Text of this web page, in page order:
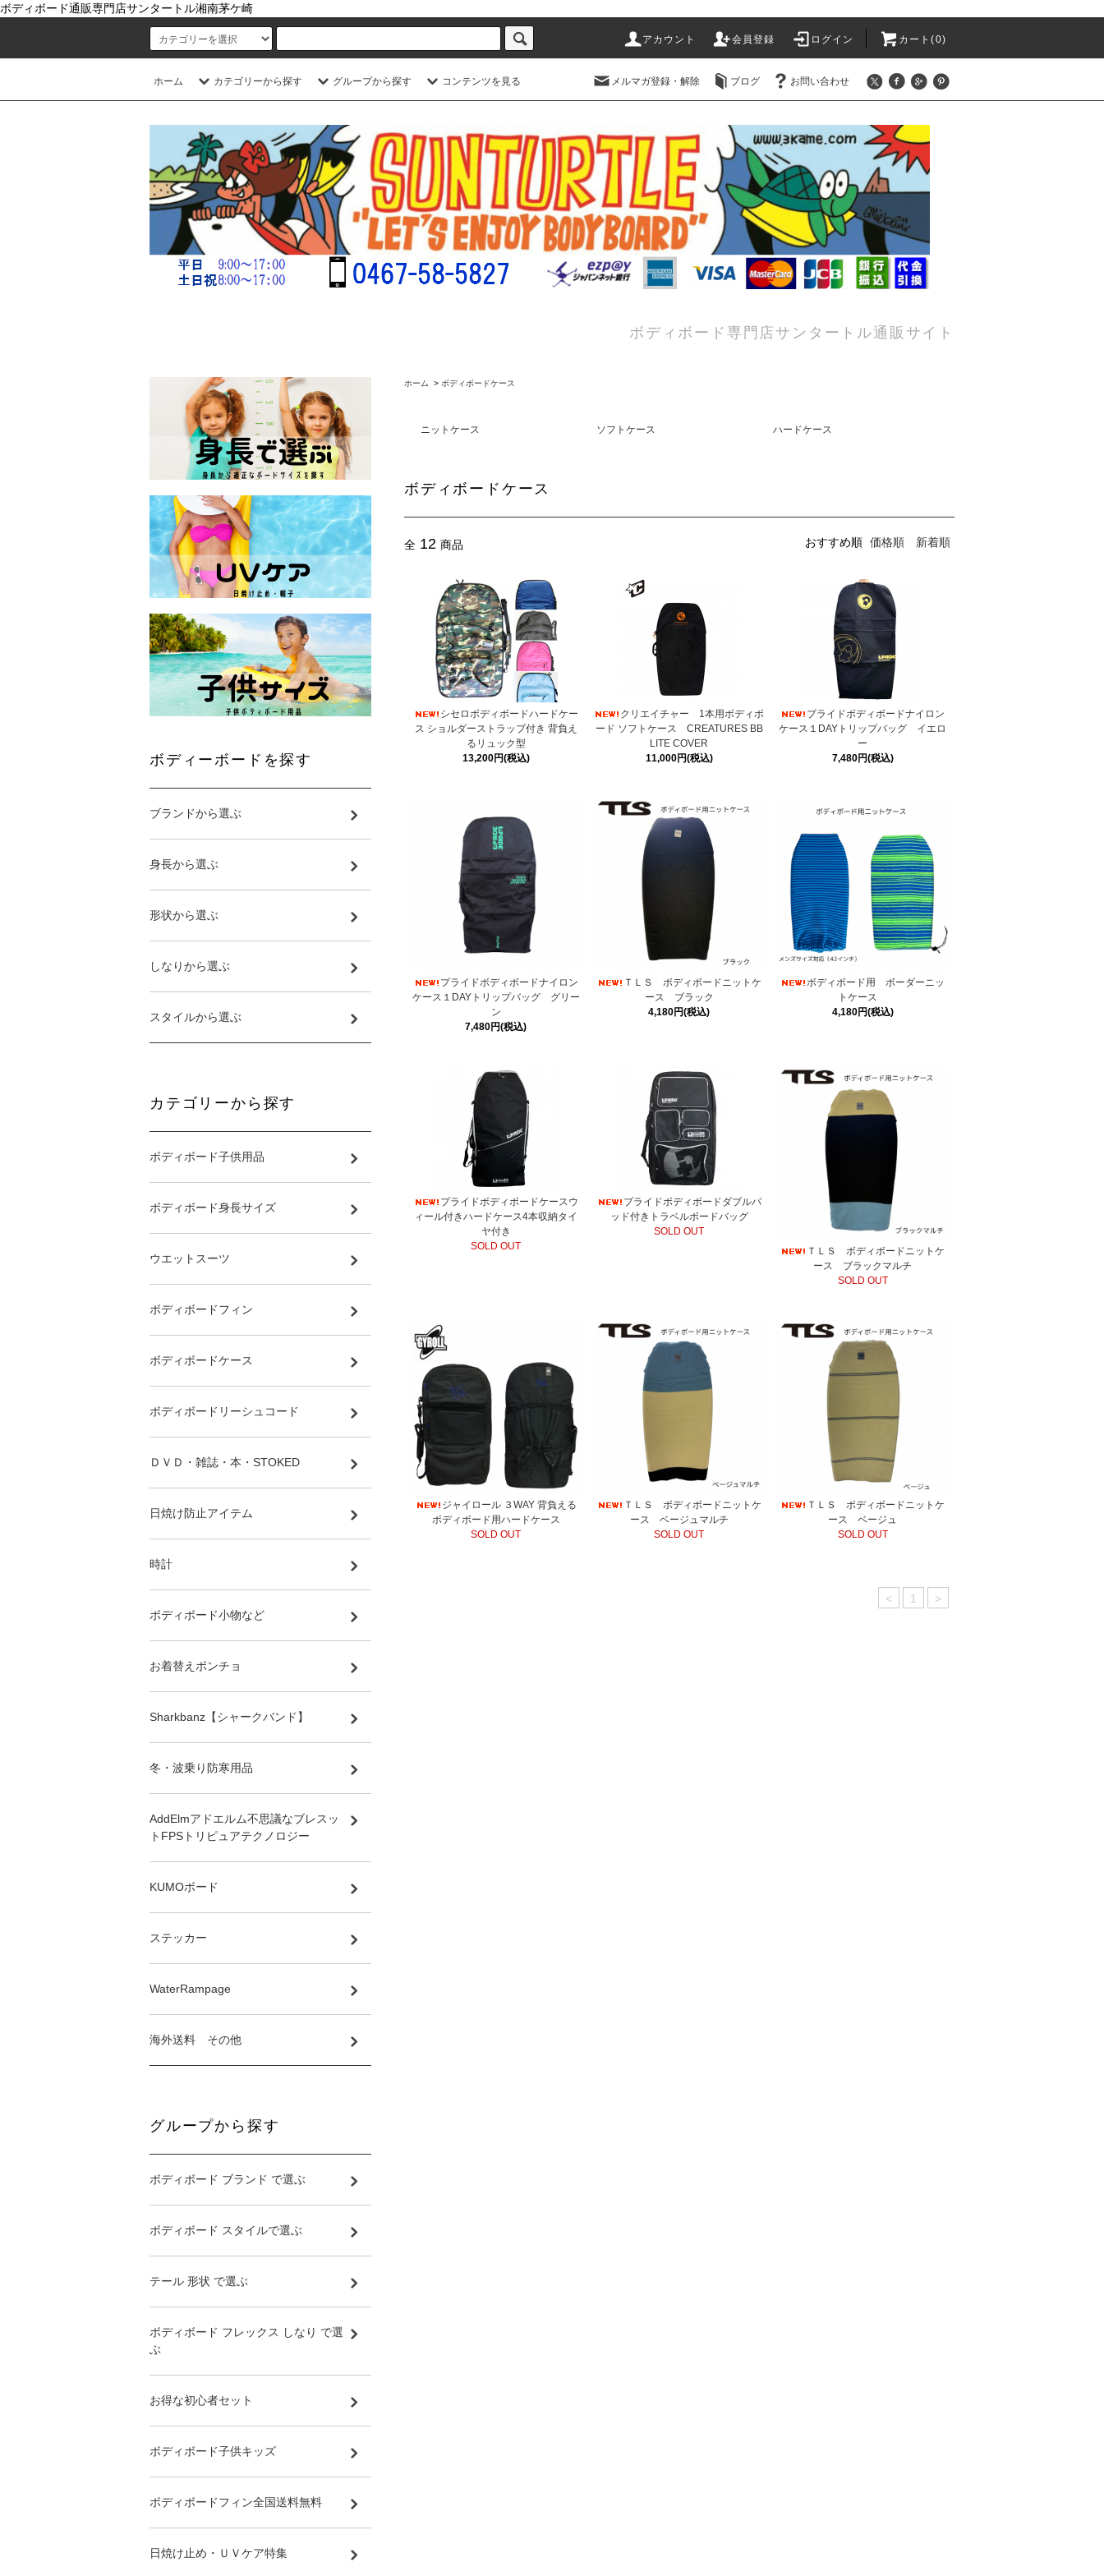
ボディボード通販専門店サンタートル湘南茅ケ崎
アカウント 会員登録 ログイン カート(0)
ホーム カテゴリーから探す グループから探す コンテンツを見る メルマガ登録・解除 ブログ お問い合わせ
ボディボード専門店サンタートル通販サイト
ホーム > ボディボードケース
ニットケース ソフトケース ハードケース
ボディボードケース
全 12 商品 おすすめ順 価格順 新着順
シセロボディボードハードケー
ス ショルダーストラップ付き 背負え
るリュック型
13,200円(税込)
クリエイチャー 1本用ボディボ
ード ソフトケース CREATURES BB
LITE COVER
11,000円(税込)
プライドボディボードナイロン
ケース１DAYトリップバッグ イエロ
ー
7,480円(税込)
プライドボディボードナイロン
ケース１DAYトリップバッグ グリー
ン
7,480円(税込)
ＴＬＳ ボディボードニットケ
ース ブラック
4,180円(税込)
ボディボード用 ボーダーニッ
トケース
4,180円(税込)
プライドボディボードケースウ
ィール付きハードケース4本収納タイ
ヤ付き
SOLD OUT
プライドボディボードダブルパ
ッド付きトラベルボードバッグ
SOLD OUT
ＴＬＳ ボディボードニットケ
ース ブラックマルチ
SOLD OUT
ジャイロール ３WAY 背負える
ボディボード用ハードケース
SOLD OUT
ＴＬＳ ボディボードニットケ
ース ベージュマルチ
SOLD OUT
ＴＬＳ ボディボードニットケ
ース ベージュ
SOLD OUT
< 1 >
ボディーボードを探す
ブランドから選ぶ
身長から選ぶ
形状から選ぶ
しなりから選ぶ
スタイルから選ぶ
カテゴリーから探す
ボディボード子供用品
ボディボード身長サイズ
ウエットスーツ
ボディボードフィン
ボディボードケース
ボディボードリーシュコード
ＤＶＤ・雑誌・本・STOKED
日焼け防止アイテム
時計
ボディボード小物など
お着替えポンチョ
Sharkbanz【シャークバンド】
冬・波乗り防寒用品
AddElmアドエルム不思議なブレスッ
トFPSトリピュアテクノロジー
KUMOボード
ステッカー
WaterRampage
海外送料 その他
グループから探す
ボディボード ブランド で選ぶ
ボディボード スタイルで選ぶ
テール 形状 で選ぶ
ボディボード フレックス しなり で選
ぶ
お得な初心者セット
ボディボード子供キッズ
ボディボードフィン全国送料無料
日焼け止め・ＵＶケア特集